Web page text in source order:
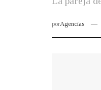
porAgencias